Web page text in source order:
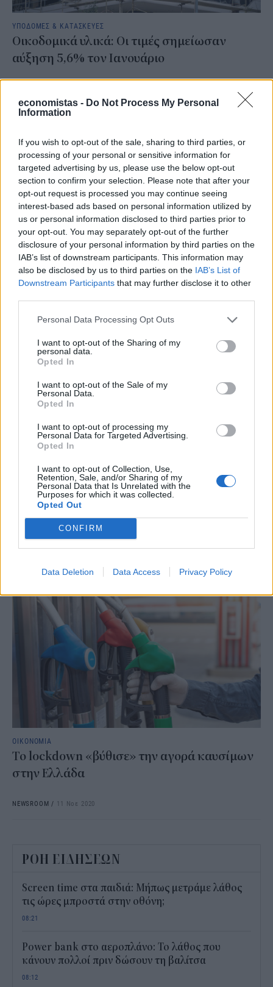
economistas - Do Not Process My Personal
Information
If you wish to opt-out of the sale, sharing to third parties, or
processing of your personal or sensitive information for
targeted advertising by us, please use the below opt-out
section to confirm your selection. Please note that after your
opt-out request is processed you may continue seeing
interest-based ads based on personal information utilized by
us or personal information disclosed to third parties prior to
your opt-out. You may separately opt-out of the further
disclosure of your personal information by third parties on the
IAB’s list of downstream participants. This information may
also be disclosed by us to third parties on the IAB’s List of
Downstream Participants that may further disclose it to other
Personal Data Processing Opt Outs
I want to opt-out of the Sharing of my
personal data.
Opted In
I want to opt-out of the Sale of my
Personal Data.
Opted In
I want to opt-out of processing my
Personal Data for Targeted Advertising.
Opted In
I want to opt-out of Collection, Use,
Retention, Sale, and/or Sharing of my
Personal Data that Is Unrelated with the
Purposes for which it was collected.
Opted Out
CONFIRM
Data Deletion Data Access Privacy Policy
ΥΠΟΔΟΜΕΣ & ΚΑΤΑΣΚΕΥΕΣ
Οικοδομικά υλικά: Οι τιμές σημείωσαν
αύξηση 5,6% τον Ιανουάριο
MARKETS
Άνοδο καταγράφει η τιμή του αργού
πετρελαίου
«Πράσινο» τέλος στο πετρέλαιο κίνησης
ΟΙΚΟΝΟΜΙΑ
Το lockdown «βύθισε» την αγορά καυσίμων
στην Ελλάδα
NEWSROOM / 11 Νοε 2020
ΡΟΗ ΕΙΔΗΣΕΩΝ
Screen time στα παιδιά: Μήπως μετράμε λάθος
τις ώρες μπροστά στην οθόνη;
08:21
Power bank στο αεροπλάνο: Το λάθος που
κάνουν πολλοί πριν δώσουν τη βαλίτσα
08:12